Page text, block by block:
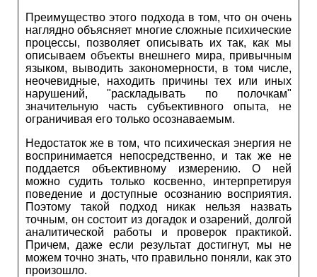
Преимущество этого подхода в том, что он очень
наглядно объясняет многие сложные психические
процессы, позволяет описывать их так, как мы
описываем объекты внешнего мира, привычным
языком, выводить закономерности, в том числе,
неочевидные, находить причины тех или иных
нарушений, "раскладывать по полочкам"
значительную часть субъективного опыта, не
ограничивая его только осознаваемым.
Недостаток же в том, что психическая энергия не
воспринимается непосредственно, и так же не
поддается объективному измерению. О ней
можно судить только косвенно, интерпретируя
поведение и доступные осознанию восприятия.
Поэтому такой подход никак нельзя назвать
точным, он состоит из догадок и озарений, долгой
аналитической работы и проверок практикой.
Причем, даже если результат достигнут, мы не
можем точно знать, что правильно поняли, как это
произошло.